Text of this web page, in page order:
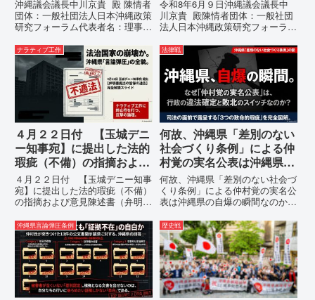
止を求める陳情書
沖縄議会議長中川京貴 殿 陳情者
団体：一般社団法人日本沖縄政策
研究フォーラム代表者名：理事
市電 話：080- 「公表により初
めて明らかにされる仕組み」とい
う根拠のない違法運用の指摘と条
例運用の停止を求める陳情...
令和8年6月９日沖縄議会議長中
川京貴 殿陳情者団体：一般社団
法人日本沖縄政策研究フォーラム
所：沖縄県那覇市電 話：
080- 実名公表という不利益処分
を啓発との詭弁による言論弾圧条
例の即時運用停止を求める陳情
ナラティブ工作
４月２２日付 【玉城デニ
ー知事宛】に提出した法的
瑕疵（不備）の指摘および
意見陳述書（弁明書）提出
の留保の通告
４月２２日付 【玉城デニー知事
宛】に提出した法的瑕疵（不備）
の指摘および意見陳述書（弁明
に、玉城デニー宛に以下の違法状
態の指摘と意見陳述（弁明）留保
の通告を行いました。沖縄県は、
この時は、違法を認めて軌道修正
す...
法律戦
何故、沖縄県「差別のない
社会づくり条例」による仲
村覚の実名公表は沖縄県の
自爆の瞬間なのか？その3
つの理由。
何故、沖縄県「差別のない社会づ
くり条例」による仲村覚の実名公
表は沖縄県の自爆の瞬間なのか？
強行しようとしている「仲村覚の
実名公表」。行政側はこの行為
を、特定の個人を社会的制裁に追
い込むための「仕上げ」だと考え
て...
沖縄県言論弾圧条例 歴史戦